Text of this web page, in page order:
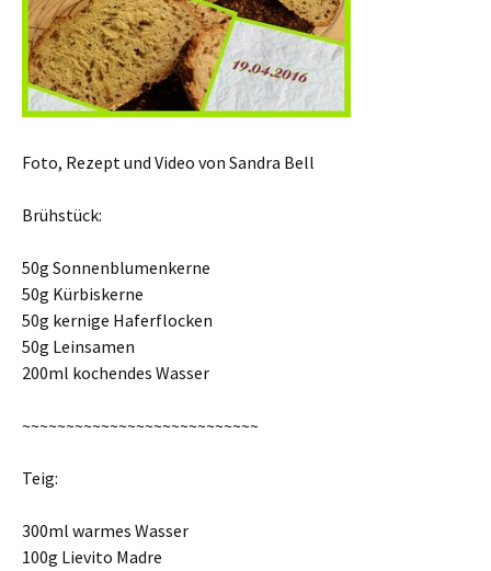
Foto, Rezept und Video von Sandra Bell
Brühstück:
50g Sonnenblumenkerne
50g Kürbiskerne
50g kernige Haferflocken
50g Leinsamen
200ml kochendes Wasser
~~~~~~~~~~~~~~~~~~~~~~~~~~~
Teig:
300ml warmes Wasser
100g Lievito Madre